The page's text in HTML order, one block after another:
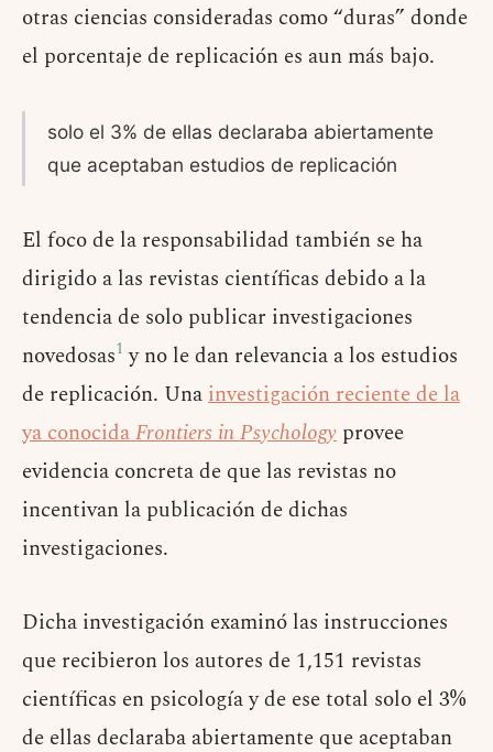
otras ciencias consideradas como “duras” donde
el porcentaje de replicación es aun más bajo.
solo el 3% de ellas declaraba abiertamente
que aceptaban estudios de replicación
El foco de la responsabilidad también se ha
dirigido a las revistas científicas debido a la
tendencia de solo publicar investigaciones
novedosas1 y no le dan relevancia a los estudios
de replicación. Unainvestigación reciente de la
ya conocidaFrontiers in Psychology provee
evidencia concreta de que las revistas no
incentivan la publicación de dichas
investigaciones.
Dicha investigación examinó las instrucciones
que recibieron los autores de 1,151 revistas
científicas en psicología y de ese total solo el 3%
de ellas declaraba abiertamente que aceptaban